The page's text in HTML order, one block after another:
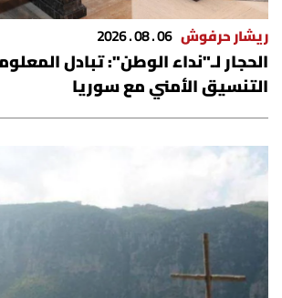
ريشار حرفوش 06 . 08 . 2026
الحجار لـ"نداء الوطن": تبادل
التنسيق الأمني مع سوريا